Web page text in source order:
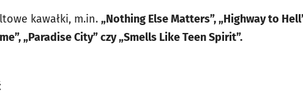
kawałki, m.in. „Nothing Else Matters”, „Highway to
„Paradise City” czy „Smells Like Teen Spirit”.